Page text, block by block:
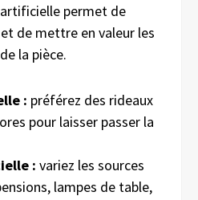
permet de
de mettre en valeur les
la pièce.
: préférez des rideaux
pour laisser passer la
: variez les sources
lampes de table,